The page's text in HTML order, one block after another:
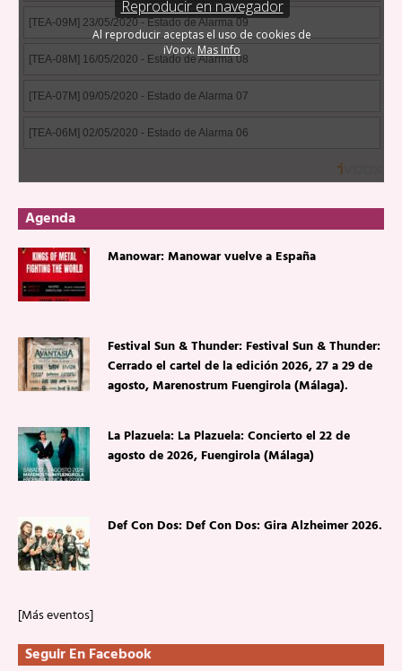
Agenda
Manowar: Manowar vuelve a España
Festival Sun & Thunder: Festival Sun & Thunder:
Cerrado el cartel de la edición 2026, 27 a 29 de
agosto, Marenostrum Fuengirola (Málaga).
La Plazuela: La Plazuela: Concierto el 22 de
agosto de 2026, Fuengirola (Málaga)
Def Con Dos: Def Con Dos: Gira Alzheimer 2026.
[Más eventos]
Seguir En Facebook